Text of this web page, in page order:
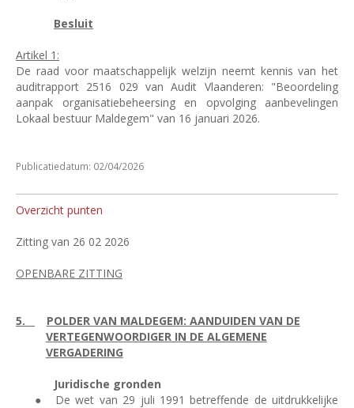
Besluit
Artikel 1:
De raad voor maatschappelijk welzijn neemt kennis van het
auditrapport 2516 029 van Audit Vlaanderen: "Beoordeling
aanpak organisatiebeheersing en opvolging aanbevelingen
Lokaal bestuur Maldegem" van 16 januari 2026.
Publicatiedatum: 02/04/2026
Overzicht punten
Zitting van 26 02 2026
OPENBARE ZITTING
5.
POLDER VAN MALDEGEM: AANDUIDEN VAN DE
VERTEGENWOORDIGER IN DE ALGEMENE
VERGADERING
Juridische gronden
●
De wet van 29 juli 1991 betreffende de uitdrukkelijke